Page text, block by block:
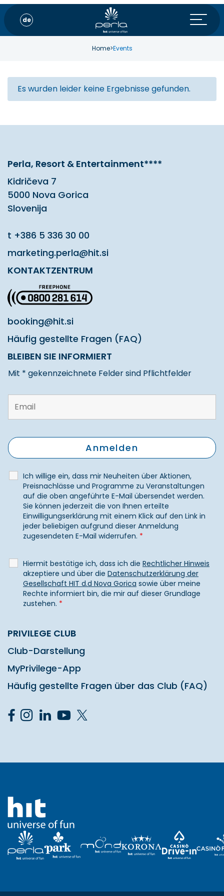
de
Home>Events
Es wurden leider keine Ergebnisse gefunden.
Perla, Resort & Entertainment****
Kidričeva 7
5000 Nova Gorica
Slovenija
t +386 5 336 30 00
marketing.perla@hit.si
KONTAKTZENTRUM
booking@hit.si
Häufig gestellte Fragen (FAQ)
BLEIBEN SIE INFORMIERT
Mit * gekennzeichnete Felder sind Pflichtfelder
Ich willige ein, dass mir Neuheiten über Aktionen,
Preisnachlässe und Programme zu Veranstaltungen
auf die oben angeführte E-Mail übersendet werden.
Sie können jederzeit die von Ihnen erteilte
Einwilligungserklärung mit einem Klick auf den Link in
jeder beliebigen aufgrund dieser Anmeldung
zugesendeten E-Mail widerrufen. *
Hiermit bestätige ich, dass ich die Rechtlicher Hinweis
akzeptiere und über die Datenschutzerklärung der
Gesellschaft HIT d.d Nova Gorica sowie über meine
Rechte informiert bin, die mir auf dieser Grundlage
zustehen. *
PRIVILEGE CLUB
Club-Darstellung
MyPrivilege-App
Häufig gestellte Fragen über das Club (FAQ)